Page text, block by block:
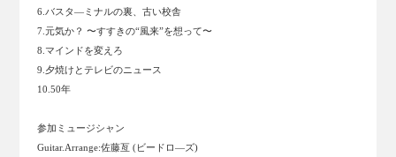
6.バスタ―ミナルの裏、古い校舎
7.元気か？ 〜すすきの“風来”を想って〜
8.マインドを変えろ
9.夕焼けとテレビのニュース
10.50年
参加ミュージシャン
Guitar.Arrange:佐藤亙 (ビードロ―ズ)